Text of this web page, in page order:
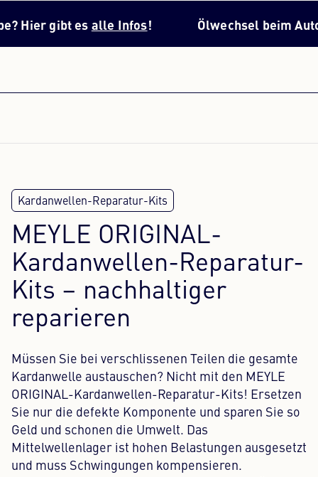
gibt esalle Infos! Ölwechsel beim
MEYLE ORIGINAL-
Kardanwellen-Reparatur-
Kits – nachhaltiger
reparieren
Müssen Sie bei verschlissenen Teilen die gesamte
Kardanwelle austauschen? Nicht mit den MEYLE
ORIGINAL-Kardanwellen-Reparatur-Kits! Ersetzen
Sie nur die defekte Komponente und sparen Sie so
Geld und schonen die Umwelt. Das
Mittelwellenlager ist hohen Belastungen ausgesetzt
und muss Schwingungen kompensieren.